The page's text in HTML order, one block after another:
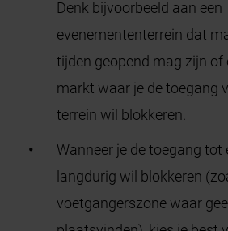
Denk bijvoorbeeld aan een
evenemententerrein dat
tijden geopend mag zijn of
markt waar je de toegang
terrein wil blokkeren.
Wanneer je de toegang tot
langdurig wil blokkeren
voetgangerszone waar